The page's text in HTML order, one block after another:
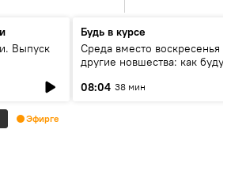
Выпуск
Будь в курсе
Среда вместо воскресенья и
другие новшества: как будут
08:04 38 мин
Эфирге